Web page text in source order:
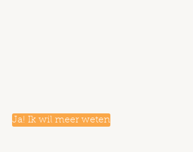
Ja! Ik wil meer weten